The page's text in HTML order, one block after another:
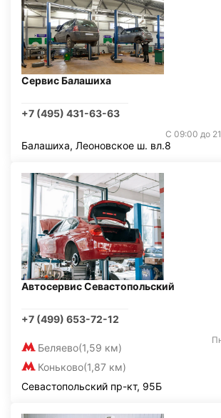
Сервис Балашиха
+7 (495) 431-63-63
С 09:00 до
Балашиха, Леоновское ш. вл.8
Автосервис Севастопольский
+7 (499) 653-72-12
Беляево(1,59 км)
Коньково(1,87 км)
Севастопольский пр-кт, 95Б